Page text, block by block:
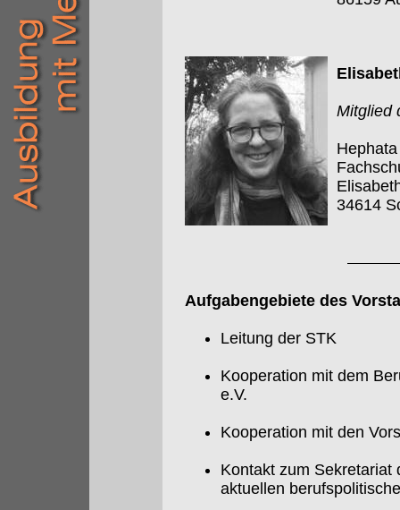
Mitglied
34614
Aufgabengebiete des
Leitung der STK
Kooperation mit dem
e.V.
Kooperation mit den
Kontakt zum Sekretariat
aktuellen